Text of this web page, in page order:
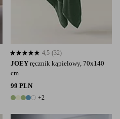
JOEY ręcznik kąpielowy, 70x140
cm
99 PLN
7 kolory
+2
4,5 opierając się na 32 ocenach
4,5 (32)